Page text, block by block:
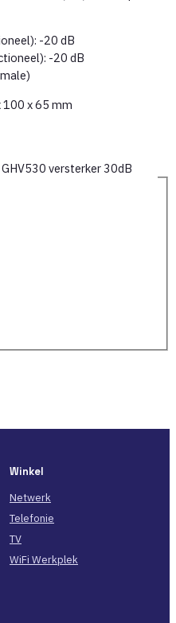
-20 dB
-20 dB
100 x 65 mm
GHV530 versterker 30dB
Winkel
Netwerk
Telefonie
TV
WiFi Werkplek